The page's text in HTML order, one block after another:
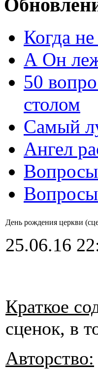
Когда
А Он
50
столом
Самый
Ангел
Вопросы
День рождения церкви
25.06.16
Краткое
сценок, в
Авторство: